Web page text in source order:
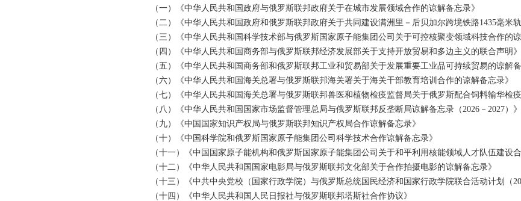
（一）《中华人民共和国政府与俄罗斯联邦政府关于在城市发展领域合作的谅解备忘录》
（二）《中华人民共和国政府和俄罗斯联邦政府关于共同建设满洲里－后贝加尔跨境铁路1435毫米
（三）《中华人民共和国科学技术部与俄罗斯国家原子能集团公司关于可控核聚变领域科技合作的谅
（四）《中华人民共和国商务部与俄罗斯联邦经济发展部关于支持开放贸易和多边主义的联合声明》
（五）《中华人民共和国商务部和俄罗斯联邦工业和贸易部关于发展重要工业品可持续贸易的谅解备
（六）《中华人民共和国海关总署与俄罗斯联邦海关署关于海关干部教育培训合作的谅解备忘录》
（七）《中华人民共和国海关总署与俄罗斯联邦兽医和植物检疫监督局关于俄罗斯配合饲料输华检
（八）《中华人民共和国国家市场监督管理总局与俄罗斯联邦反垄断局谅解备忘录（2026－2027）》
（九）《中国国家知识产权局与俄罗斯联邦知识产权局合作谅解备忘录》
（十）《中国科学院和俄罗斯国家原子能集团公司科学技术合作谅解备忘录》
（十一）《中国国家原子能机构和俄罗斯国家原子能集团公司关于和平利用核能领域人才队伍建设
（十二）《中华人民共和国国家电影局与俄罗斯联邦文化部关于合作拍摄电影的谅解备忘录》
（十三）《中共中央党校（国家行政学院）与俄罗斯总统国民经济和国家行政学院联合活动计划（
（十四）《中华人民共和国人民日报社与俄罗斯联邦塔斯社合作协议》